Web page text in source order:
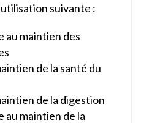
suivante :
au maintien des
de la santé du
de la digestion
au maintien de la